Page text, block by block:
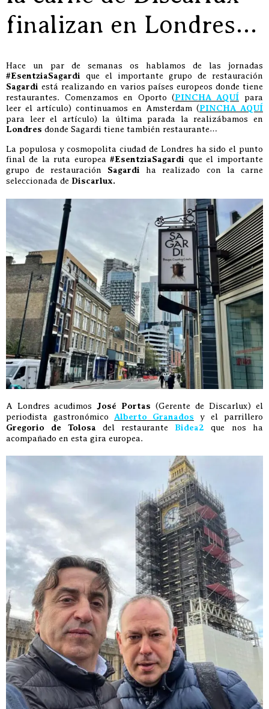
finalizan en Londres…
Hace un par de semanas os hablamos de las jornadas
#EsentziaSagardi que el importante grupo de restauración
Sagardi está realizando en varios países europeos donde tiene
restaurantes. Comenzamos en Oporto (PINCHA AQUÍ para
leer el artículo) continuamos en Amsterdam (PINCHA AQUÍ
para leer el artículo) la última parada la realizábamos en
Londres donde Sagardi tiene también restaurante…
La populosa y cosmopolita ciudad de Londres ha sido el punto
final de la ruta europea #EsentziaSagardi que el importante
grupo de restauración Sagardi ha realizado con la carne
seleccionada de Discarlux.
A Londres acudimos José Portas (Gerente de Discarlux) el
periodista gastronómico Alberto Granados y el parrillero
Gregorio de Tolosa del restaurante Bidea2 que nos ha
acompañado en esta gira europea.